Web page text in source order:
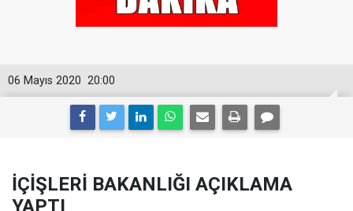
20:00
06 Mayıs 2020
İÇİŞLERİ BAKANLIĞI AÇIKLAMA
YAPTI